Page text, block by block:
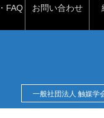
FAQ お問い合わせ
一般社団法人 触媒学